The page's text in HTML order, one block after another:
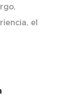
el